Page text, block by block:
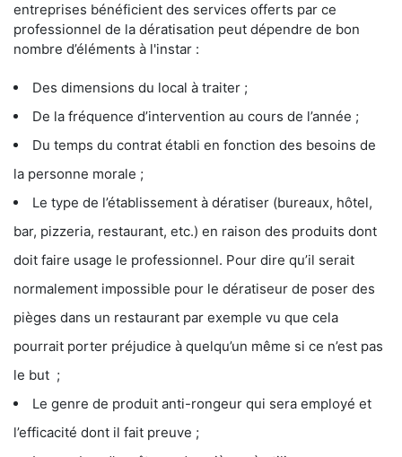
entreprises bénéficient des services offerts par ce
professionnel de la dératisation peut dépendre de bon
nombre d’éléments à l'instar :
Des dimensions du local à traiter ;
De la fréquence d’intervention au cours de l’année ;
Du temps du contrat établi en fonction des besoins de
la personne morale ;
Le type de l’établissement à dératiser (bureaux, hôtel,
bar, pizzeria, restaurant, etc.) en raison des produits dont
doit faire usage le professionnel. Pour dire qu’il serait
normalement impossible pour le dératiseur de poser des
pièges dans un restaurant par exemple vu que cela
pourrait porter préjudice à quelqu’un même si ce n’est pas
le but ;
Le genre de produit anti-rongeur qui sera employé et
l’efficacité dont il fait preuve ;